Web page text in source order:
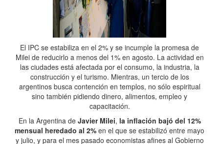
El IPC se estabiliza en el 2% y se incumple la promesa de
Milei de reducirlo a menos del 1% en agosto. La actividad en
las ciudades está afectada por el consumo, la industria, la
construcción y el turismo. Mientras, un tercio de los
argentinos busca contención en templos, no sólo espiritual
sino también pidiendo dinero, alimentos, empleo y
capacitación.
En la Argentina de Javier Milei, la inflación bajó del 12%
mensual heredado al 2% en el que se estabilizó entre mayo
y julio, y para el mes pasado economistas afines al Gobierno